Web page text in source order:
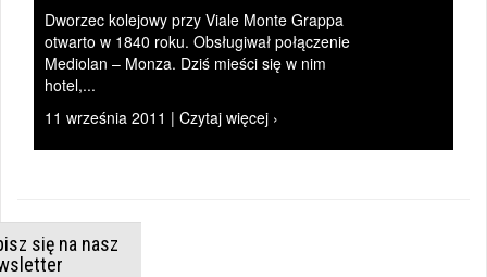
Dworzec kolejowy przy Viale Monte Grappa
otwarto w 1840 roku. Obsługiwał połączenie
Mediolan – Monza. Dziś mieści się w nim
hotel,...
11 września 2011 | Czytaj więcej ›
się na nasz